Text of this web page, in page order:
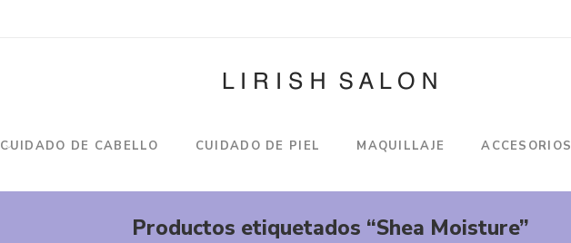
CUIDADO DE CABELLO CUIDADO DE PIEL MAQUILLAJE ACCESORIOS
Productos etiquetados “Shea Moisture”